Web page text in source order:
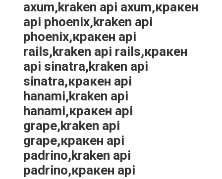
axum,kraken api axum,кракен
api phoenix,kraken api
phoenix,кракен api
rails,kraken api rails,кракен
api sinatra,kraken api
sinatra,кракен api
hanami,kraken api
hanami,кракен api
grape,kraken api
grape,кракен api
padrino,kraken api
padrino,кракен api